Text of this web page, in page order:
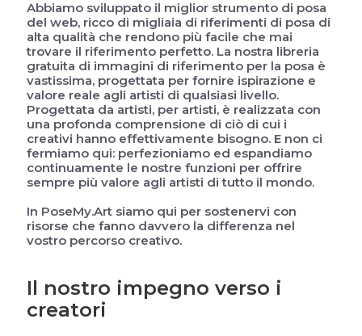
Abbiamo sviluppato il miglior strumento di posa
del web, ricco di migliaia di riferimenti di posa di
alta qualità che rendono più facile che mai
trovare il riferimento perfetto. La nostra libreria
gratuita di immagini di riferimento per la posa è
vastissima, progettata per fornire ispirazione e
valore reale agli artisti di qualsiasi livello.
Progettata da artisti, per artisti, è realizzata con
una profonda comprensione di ciò di cui i
creativi hanno effettivamente bisogno. E non ci
fermiamo qui: perfezioniamo ed espandiamo
continuamente le nostre funzioni per offrire
sempre più valore agli artisti di tutto il mondo.
In PoseMy.Art siamo qui per sostenervi con
risorse che fanno davvero la differenza nel
vostro percorso creativo.
Il nostro impegno verso i
creatori